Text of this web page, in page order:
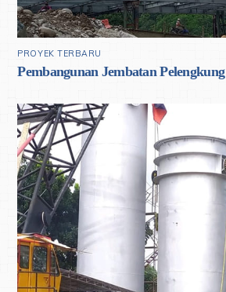
PROYEK TERBARU
Pembangunan Jembatan Pelengkung